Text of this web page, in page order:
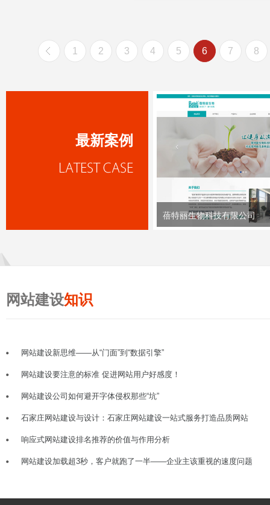
1 2 3 4 5 6 7 8
最新案例
蓓特丽生物科技有限公司
网站建设知识
网站建设新思维——从“门面”到“数据引擎”
网站建设要注意的标准 促进网站用户好感度！
网站建设公司如何避开字体侵权那些“坑”
石家庄网站建设与设计：石家庄网站建设一站式服务打造品质网站
响应式网站建设排名推荐的价值与作用分析
网站建设加载超3秒，客户就跑了一半——企业主该重视的速度问题